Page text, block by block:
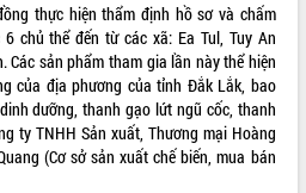
thực hiện thẩm định hồ sơ và chấm
chủ thể đến từ các xã: Ea Tul, Tuy An
Các sản phẩm tham gia lần này thể hiện
của địa phương của tỉnh Đắk Lắk, bao
dưỡng, thanh gạo lứt ngũ cốc, thanh
ty TNHH Sản xuất, Thương mại Hoàng
(Cơ sở sản xuất chế biến, mua bán